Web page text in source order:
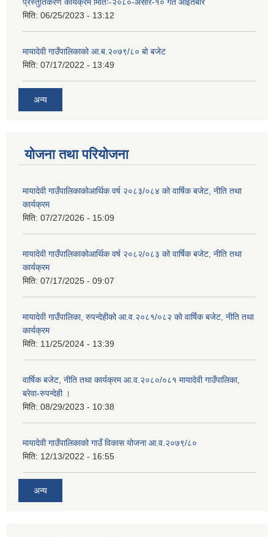
प्रस्तुतिकरण कार्यक्रम मितिः-२०८०-असार-१० गते आइतबार
मिति: 06/25/2023 - 13:12
मायादेवी गाउँपालिकाको आ.ब.२०७९/८० बो बजेट
मिति: 07/17/2022 - 13:49
अन्य
योजना तथा परियोजना
मायादेवी गाउँपालिकाकोआर्थिक वर्ष २०८३/०८४ को वार्षिक बजेट, नीति तथा
कार्यक्रम
मिति: 07/27/2026 - 15:09
मायादेवी गाउँपालिकाकोआर्थिक वर्ष २०८२/०८३ को वार्षिक बजेट, नीति तथा
कार्यक्रम
मिति: 07/17/2025 - 09:07
मायादेवी गाउँपालिका, रुपन्देहीको आ.व.२०८१/०८२ को वार्षिक बजेट, नीति तथा
कार्यक्रम
मिति: 11/25/2024 - 13:39
वार्षिक बजेट, नीति तथा कार्यक्रम आ.व.२०८०/०८१ मायादेवी गाउँपालिका,
बरेवा-रुपन्देही ।
मिति: 08/29/2023 - 10:38
मायादेवी गाउँपालिकाको गाउँ विकास योजना आ.व.२०७९/८०
मिति: 12/13/2022 - 16:55
अन्य